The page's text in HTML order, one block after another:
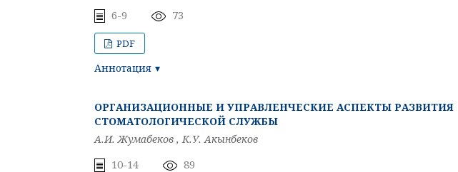
6-9 73
PDF
Аннотация
ОРГАНИЗАЦИОННЫЕ И УПРАВЛЕНЧЕСКИЕ АСПЕКТЫ РАЗВИТИЯ
СТОМАТОЛОГИЧЕСКОЙ СЛУЖБЫ
А.И. Жумабеков , К.У. Акынбеков
10-14 89